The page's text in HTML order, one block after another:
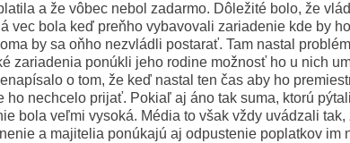
a že vôbec nebol zadarmo. Dôležité bolo, že
vec bola keď preňho vybavovali zariadenie kde by
by sa oňho nezvládli postarať. Tam nastal
zariadenia ponúkli jeho rodine možnosť ho u nich
o tom, že keď nastal ten čas aby ho
ho nechcelo prijať. Pokiaľ aj áno tak suma, ktorú
bola veľmi vysoká. Média to však vždy uvádzali
a majitelia ponúkajú aj odpustenie poplatkov im